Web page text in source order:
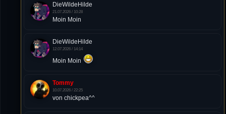
DieWildeHilde
21.07.2026 / 10:28
Moin Moin
DieWildeHilde
12.07.2026 / 14:14
Moin Moin
Tommy
10.07.2026 / 22:25
von chickpea^^